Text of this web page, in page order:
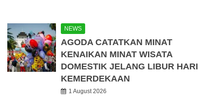
NEWS
AGODA CATATKAN MINAT
KENAIKAN MINAT WISATA
DOMESTIK JELANG LIBUR HARI
KEMERDEKAAN
1 August 2026